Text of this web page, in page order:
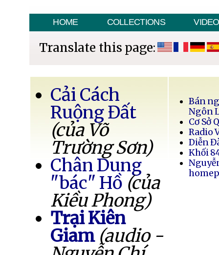
HOME COLLECTIONS VIDEO
Translate this page:
Cải Cách
Ruộng Đất
(của Võ
Trường Sơn)
Chân Dung
"bác" Hồ (của
Kiều Phong)
Trại Kiên
Giam (audio -
Bán
Ngôn
Cơ Sở
Radio
Diễn
Khối